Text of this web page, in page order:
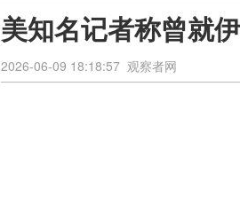
美知名记者称曾就
2026-06-09 18:18:57 观察者网